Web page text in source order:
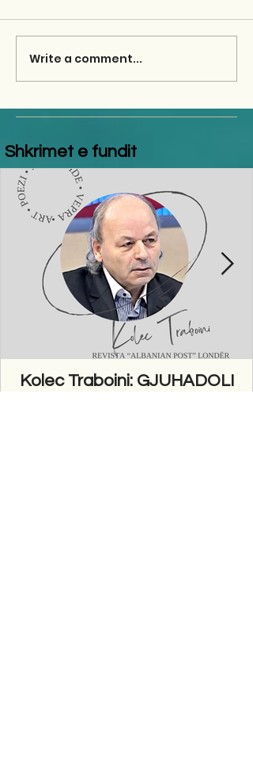
Write a comment...
Shkrimet e fundit
Kolec Traboini: GJUHADOLI